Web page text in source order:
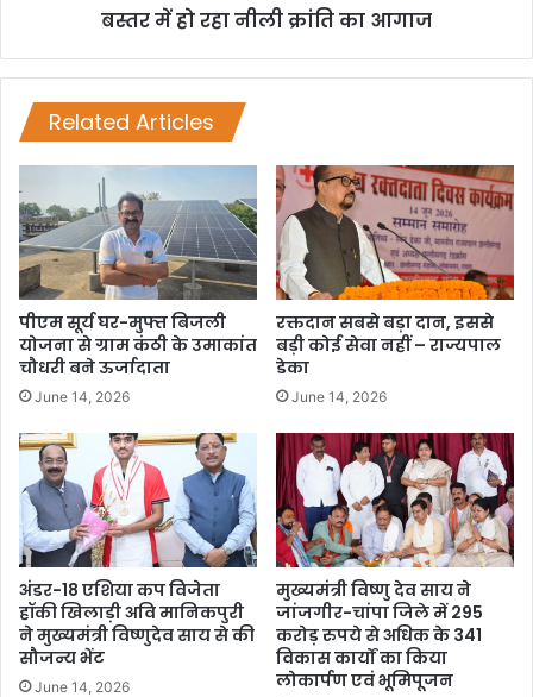
बस्तर में हो रहा नीली क्रांति का आगाज
Related Articles
पीएम सूर्य घर-मुफ्त बिजली
योजना से ग्राम कंठी के उमाकांत
चौधरी बने ऊर्जादाता
June 14, 2026
रक्तदान सबसे बड़ा दान, इससे
बड़ी कोई सेवा नहीं – राज्यपाल
डेका
June 14, 2026
अंडर-18 एशिया कप विजेता
हॉकी खिलाड़ी अवि मानिकपुरी
ने मुख्यमंत्री विष्णुदेव साय से की
सौजन्य भेंट
June 14, 2026
मुख्यमंत्री विष्णु देव साय ने
जांजगीर-चांपा जिले में 295
करोड़ रुपये से अधिक के 341
विकास कार्यों का किया
लोकार्पण एवं भूमिपूजन